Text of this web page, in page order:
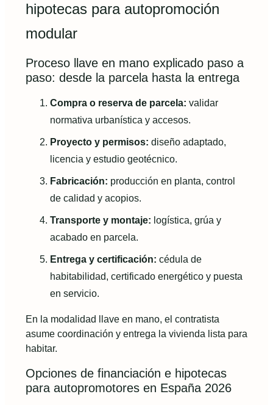
hipotecas para autopromoción
modular
Proceso llave en mano explicado paso a
paso: desde la parcela hasta la entrega
Compra o reserva de parcela: validar
normativa urbanística y accesos.
Proyecto y permisos: diseño adaptado,
licencia y estudio geotécnico.
Fabricación: producción en planta, control
de calidad y acopios.
Transporte y montaje: logística, grúa y
acabado en parcela.
Entrega y certificación: cédula de
habitabilidad, certificado energético y puesta
en servicio.
En la modalidad llave en mano, el contratista
asume coordinación y entrega la vivienda lista para
habitar.
Opciones de financiación e hipotecas
para autopromotores en España 2026